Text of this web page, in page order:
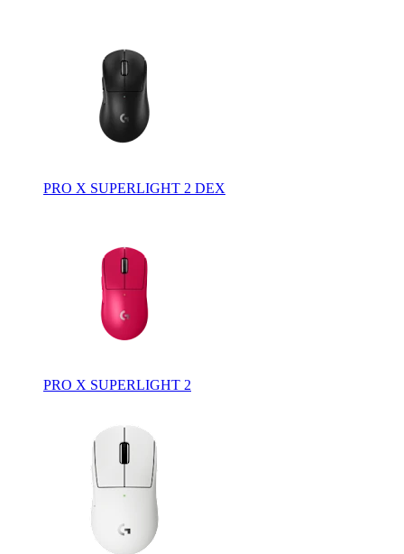
PRO X SUPERLIGHT 2 DEX
PRO X SUPERLIGHT 2